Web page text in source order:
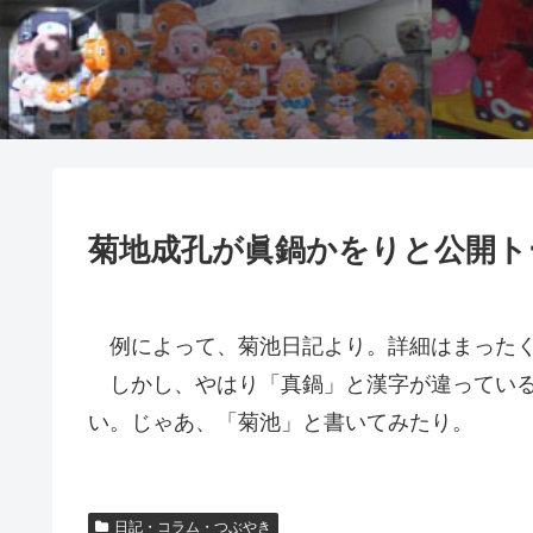
菊地成孔が眞鍋かをりと公開
例によって、菊池日記より。詳細はまった
しかし、やはり「真鍋」と漢字が違ってい
い。じゃあ、「菊池」と書いてみたり。
日記・コラム・つぶやき